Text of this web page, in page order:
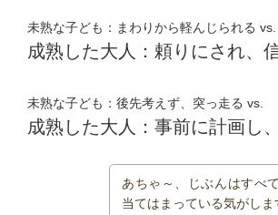
未熟な子ども：まわりから軽んじられる vs.
成熟した大人：頼りにされ、
未熟な子ども：後先考えず、突っ走る vs.
成熟した大人：事前に計画し
あちゃ～、じぶんはすべ
当てはまっている気がしま